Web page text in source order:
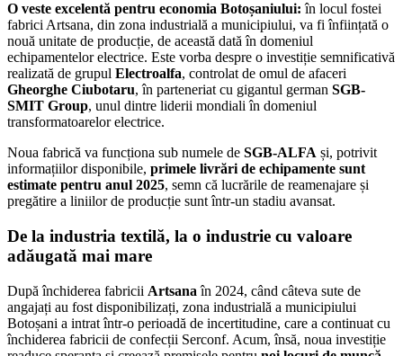
O veste excelentă pentru economia Botoșaniului: în locul fostei
fabrici Artsana, din zona industrială a municipiului, va fi înființată o
nouă unitate de producție, de această dată în domeniul
echipamentelor electrice. Este vorba despre o investiție semnificativă
realizată de grupul Electroalfa, controlat de omul de afaceri
Gheorghe Ciubotaru, în parteneriat cu gigantul german SGB-
SMIT Group, unul dintre liderii mondiali în domeniul
transformatoarelor electrice.
Noua fabrică va funcționa sub numele de SGB-ALFA și, potrivit
informațiilor disponibile, primele livrări de echipamente sunt
estimate pentru anul 2025, semn că lucrările de reamenajare și
pregătire a liniilor de producție sunt într-un stadiu avansat.
De la industria textilă, la o industrie cu valoare
adăugată mai mare
După închiderea fabricii Artsana în 2024, când câteva sute de
angajați au fost disponibilizați, zona industrială a municipiului
Botoșani a intrat într-o perioadă de incertitudine, care a continuat cu
închiderea fabricii de confecții Serconf. Acum, însă, noua investiție